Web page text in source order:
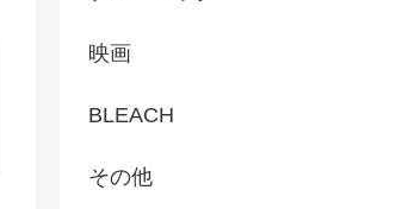
映画
BLEACH
その他